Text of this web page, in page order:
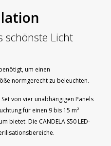
schönste Licht
um einen
normgerecht zu beleuchten.
von vier unabhängigen Panels
für einen 9 bis 15 m²
bietet. Die CANDELA S50 LED-